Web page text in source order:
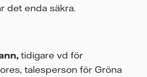
det enda säkra.
tidigare vd för
talesperson för Gröna